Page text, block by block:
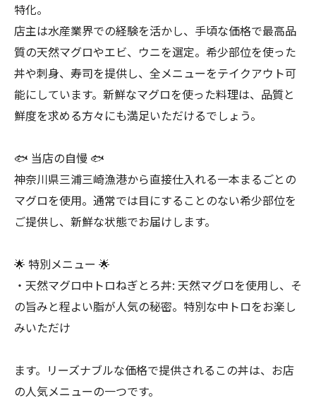
特化。
店主は水産業界での経験を活かし、手頃な価格で最高品
質の天然マグロやエビ、ウニを選定。希少部位を使った
丼や刺身、寿司を提供し、全メニューをテイクアウト可
能にしています。新鮮なマグロを使った料理は、品質と
鮮度を求める方々にも満足いただけるでしょう。
🐟 当店の自慢 🐟
神奈川県三浦三崎漁港から直接仕入れる一本まるごとの
マグロを使用。通常では目にすることのない希少部位を
ご提供し、新鮮な状態でお届けします。
🌟 特別メニュー 🌟
・天然マグロ中トロねぎとろ丼: 天然マグロを使用し、そ
の旨みと程よい脂が人気の秘密。特別な中トロをお楽し
みいただけ
ます。リーズナブルな価格で提供されるこの丼は、お店
の人気メニューの一つです。